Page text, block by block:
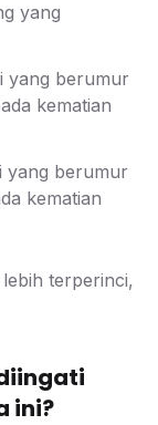
yang
yang berumur
kematian
yang berumur
kematian
terperinci,
ini?